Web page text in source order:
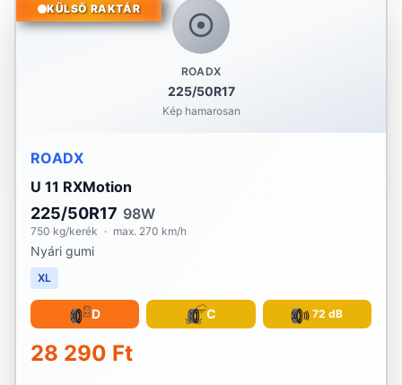
ROADX
225/50R17
Kép hamarosan
KÜLSŐ RAKTÁR
ROADX
U 11 RXMotion
225/50R17 98W
750 kg/kerék · max. 270 km/h
Nyári gumi
XL
D C 72 dB
28 290 Ft